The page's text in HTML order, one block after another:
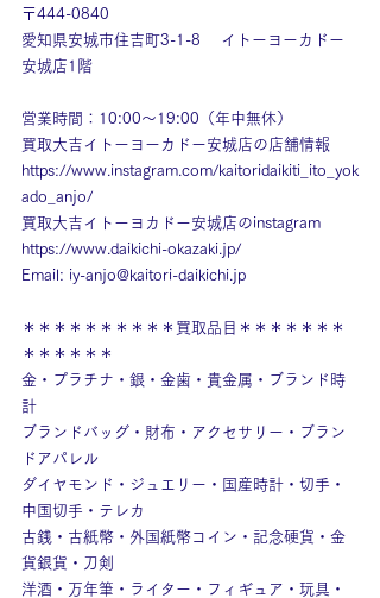
〒444-0840
愛知県安城市住吉町3-1-8　 イトーヨーカドー
安城店1階
営業時間：10:00～19:00（年中無休）
買取大吉イトーヨーカドー安城店の店舗情報
https://www.instagram.com/kaitoridaikiti_ito_yok
ado_anjo/
買取大吉イトーヨカドー安城店のinstagram
https://www.daikichi-okazaki.jp/
Email: iy-anjo@kaitori-daikichi.jp
＊＊＊＊＊＊＊＊＊＊買取品目＊＊＊＊＊＊＊
＊＊＊＊＊＊
金・プラチナ・銀・金歯・貴金属・ブランド時
計
ブランドバッグ・財布・アクセサリー・ブラン
ドアパレル
ダイヤモンド・ジュエリー・国産時計・切手・
中国切手・テレカ
古銭・古紙幣・外国紙幣コイン・記念硬貨・金
貨銀貨・刀剣
洋酒・万年筆・ライター・フィギュア・玩具・